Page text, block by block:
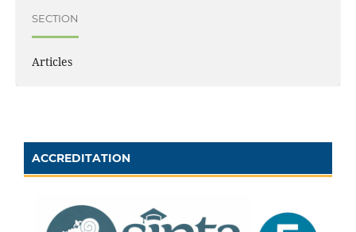
SECTION
Articles
ACCREDITATION